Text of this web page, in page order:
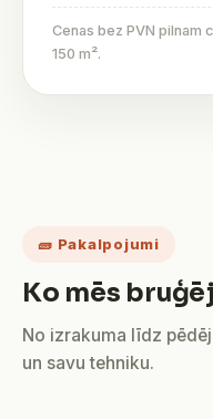
Cenas bez PVN pilnam
150 m².
🧱 Pakalpojumi
Ko mēs
No izrakuma līdz
un savu tehniku.